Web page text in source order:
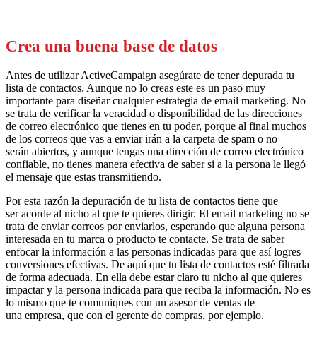
Crea una buena base de datos
Antes de utilizar ActiveCampaign asegúrate de tener depurada tu
lista de contactos. Aunque no lo creas este es un paso muy
importante para diseñar cualquier estrategia de email marketing. No
se trata de verificar la veracidad o disponibilidad de las direcciones
de correo electrónico que tienes en tu poder, porque al final muchos
de los correos que vas a enviar irán a la carpeta de spam o no
serán abiertos, y aunque tengas una dirección de correo electrónico
confiable, no tienes manera efectiva de saber si a la persona le llegó
el mensaje que estas transmitiendo.
Por esta razón la depuración de tu lista de contactos tiene que
seracorde al nicho al que te quieres dirigir. El email marketing no se
trata de enviar correos por enviarlos, esperando que alguna persona
interesada en tu marca o producto te contacte. Se trata de saber
enfocar la información a las personas indicadas para que así logres
conversiones efectivas. De aquí que tu lista de contactos esté filtrada
de forma adecuada. En ella debe estarclaro tu nicho al que quieres
impactary la persona indicada para que reciba la información. No es
lo mismo que te comuniques con un asesor de ventas de
una empresa, que con el gerente de compras, por ejemplo.